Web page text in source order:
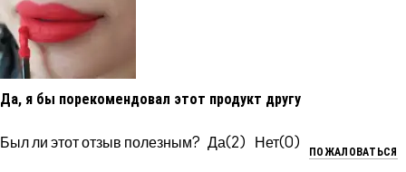
Да, я бы порекомендовал этот продукт другу
Был ли этот отзыв полезным? 2 0
ПОЖАЛОВАТЬСЯ